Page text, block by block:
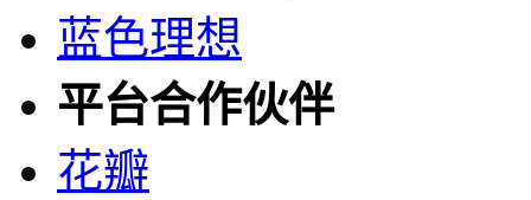
蓝色理想
平台合作伙伴
花瓣